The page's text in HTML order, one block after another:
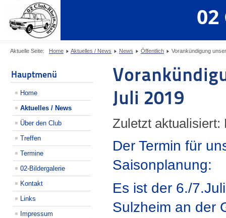
02
Aktuelle Seite: Home Aktuelles / News News Öffentlich Vorankündigung
Hauptmenü
Home
Aktuelles / News
Über den Club
Treffen
Termine
02-Bildergalerie
Kontakt
Links
Impressum
Juli 2019
Zuletzt aktualisiert:
Der Termin für
Saisonplanung:
Es ist der 6./
Sulzheim an der